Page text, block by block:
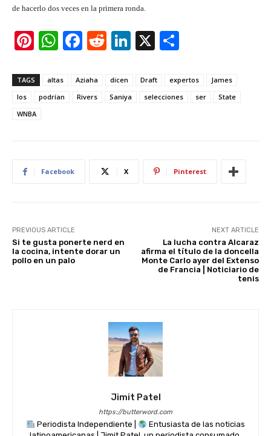
de hacerlo dos veces en la primera ronda.
Pi
er
e
st
W
at
s
F
c
e
R
d
di
Li
e
X
ar
e
TAGS altas Aziaha dicen Draft expertos
James
los
podrían Rivers Saniya selecciones ser
State
WNBA
Facebook X Pinterest
PREVIOUS ARTICLE
Si te gusta ponerte nerd en
la cocina, intente dorar un
pollo en un palo
NEXT ARTICLE
La lucha contra Alcaraz
afirma el título de la doncella
Monte Carlo ayer del Extenso
de Francia | Noticiario de
tenis
Jimit Patel
https://butterword.com
Periodista Independiente |
Entusiasta de las noticias